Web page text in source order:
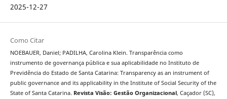
2025-12-27
Como Citar
NOEBAUER, Daniel; PADILHA, Carolina Klein. Transparência como
instrumento de governança pública e sua aplicabilidade no Instituto de
Previdência do Estado de Santa Catarina: Transparency as an instrument of
public governance and its applicability in the Institute of Social Security of the
State of Santa Catarina. Revista Visão: Gestão Organizacional, Caçador (SC),